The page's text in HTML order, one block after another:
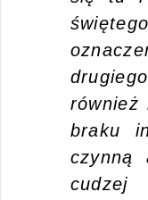
również
braku
czynną
cudzej